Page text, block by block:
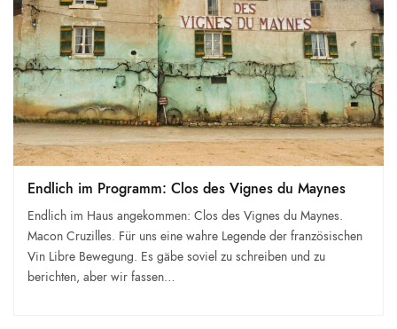
Endlich im Programm: Clos des Vignes du Maynes
Endlich im Haus angekommen: Clos des Vignes du Maynes.
Macon Cruzilles. Für uns eine wahre Legende der französischen
Vin Libre Bewegung. Es gäbe soviel zu schreiben und zu
berichten, aber wir fassen…